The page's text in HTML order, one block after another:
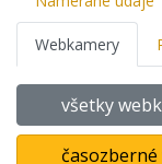
Webkamery
všetky
časozberné